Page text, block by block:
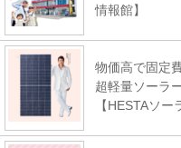
情報館】
物価高で固定
超軽量ソーラ
【HESTAソー